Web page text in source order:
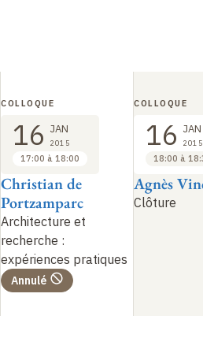
Architecture et
recherche :
expériences pratiques
Christian de
Portzamparc
COLLOQUE
16 JAN
2015
17:00 à 18:00
Annulé
Clôture
Agnès
COLLOQUE
16 JAN
2015
18:00 à